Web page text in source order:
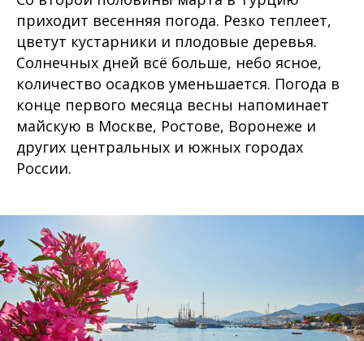
приходит весенняя погода. Резко теплеет,
цветут кустарники и плодовые деревья.
Солнечных дней всё больше, небо ясное,
количество осадков уменьшается. Погода в
конце первого месяца весны напоминает
майскую в Москве, Ростове, Воронеже и
других центральных и южных городах
России.